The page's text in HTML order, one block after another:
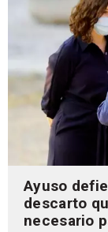
Ayuso
descarto
necesario